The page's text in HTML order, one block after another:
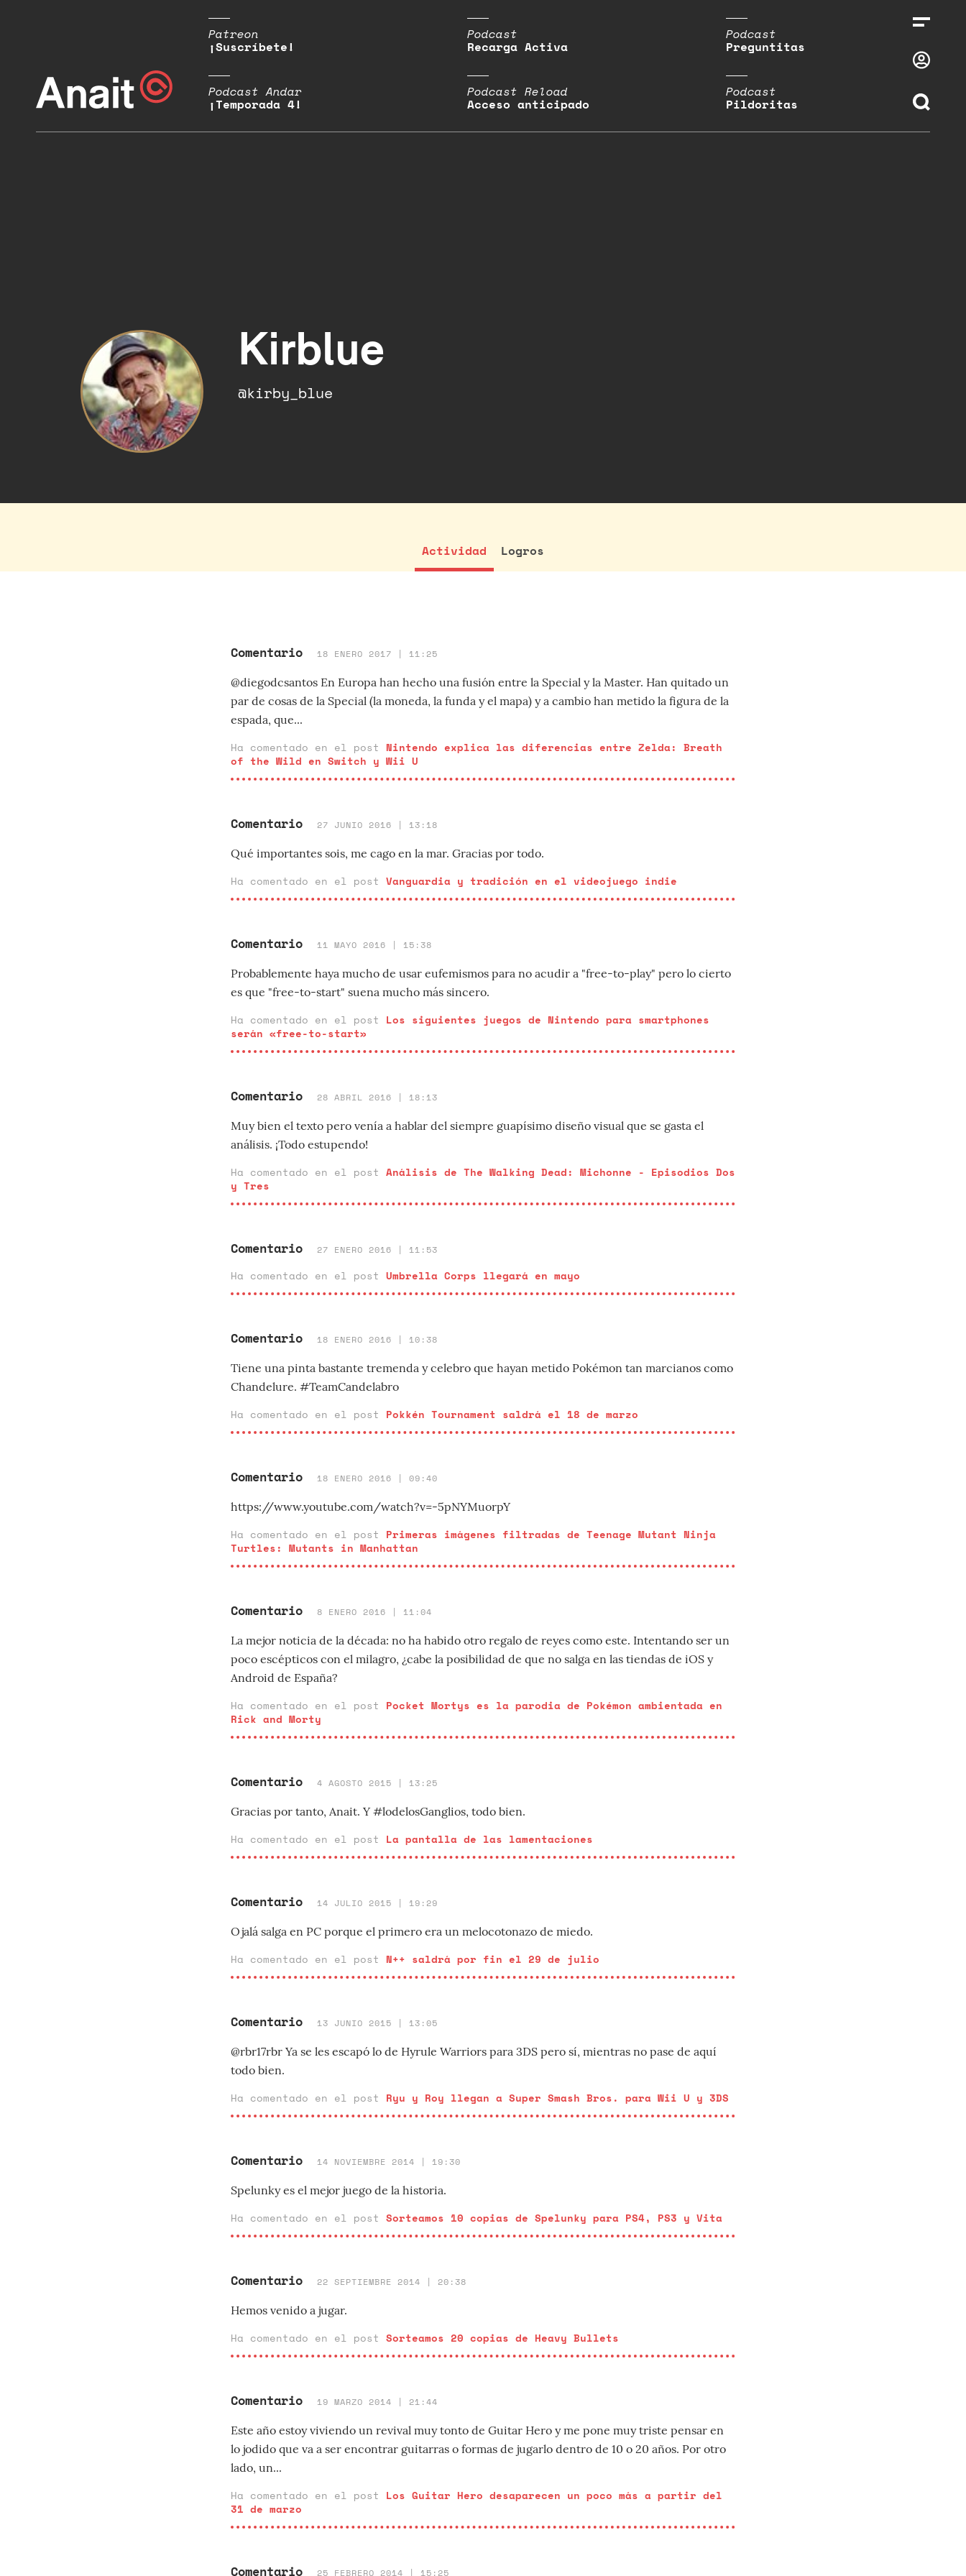
Patreon
¡Suscríbete!
Podcast
Recarga Activa
Podcast
Preguntitas
Podcast Andar
¡Temporada 4!
Podcast Reload
Acceso anticipado
Podcast
Pildoritas
Kirblue
@kirby_blue
Actividad Logros
Comentario 18 ENERO 2017 | 11:25
@diegodcsantos En Europa han hecho una fusión entre la Special y la Master. Han quitado un
par de cosas de la Special (la moneda, la funda y el mapa) y a cambio han metido la figura de la
espada, que...
Ha comentado en el post Nintendo explica las diferencias entre Zelda: Breath
of the Wild en Switch y Wii U
Comentario 27 JUNIO 2016 | 13:18
Qué importantes sois, me cago en la mar. Gracias por todo.
Ha comentado en el post Vanguardia y tradición en el videojuego indie
Comentario 11 MAYO 2016 | 15:38
Probablemente haya mucho de usar eufemismos para no acudir a "free-to-play" pero lo cierto
es que "free-to-start" suena mucho más sincero.
Ha comentado en el post Los siguientes juegos de Nintendo para smartphones
serán «free-to-start»
Comentario 28 ABRIL 2016 | 18:13
Muy bien el texto pero venía a hablar del siempre guapísimo diseño visual que se gasta el
análisis. ¡Todo estupendo!
Ha comentado en el post Análisis de The Walking Dead: Michonne - Episodios Dos
y Tres
Comentario 27 ENERO 2016 | 11:53
Ha comentado en el post Umbrella Corps llegará en mayo
Comentario 18 ENERO 2016 | 10:38
Tiene una pinta bastante tremenda y celebro que hayan metido Pokémon tan marcianos como
Chandelure. #TeamCandelabro
Ha comentado en el post Pokkén Tournament saldrá el 18 de marzo
Comentario 18 ENERO 2016 | 09:40
https://www.youtube.com/watch?v=-5pNYMuorpY
Ha comentado en el post Primeras imágenes filtradas de Teenage Mutant Ninja
Turtles: Mutants in Manhattan
Comentario 8 ENERO 2016 | 11:04
La mejor noticia de la década: no ha habido otro regalo de reyes como este. Intentando ser un
poco escépticos con el milagro, ¿cabe la posibilidad de que no salga en las tiendas de iOS y
Android de España?
Ha comentado en el post Pocket Mortys es la parodia de Pokémon ambientada en
Rick and Morty
Comentario 4 AGOSTO 2015 | 13:25
Gracias por tanto, Anait. Y #lodelosGanglios, todo bien.
Ha comentado en el post La pantalla de las lamentaciones
Comentario 14 JULIO 2015 | 19:29
Ojalá salga en PC porque el primero era un melocotonazo de miedo.
Ha comentado en el post N++ saldrá por fin el 29 de julio
Comentario 13 JUNIO 2015 | 13:05
@rbr17rbr Ya se les escapó lo de Hyrule Warriors para 3DS pero sí, mientras no pase de aquí
todo bien.
Ha comentado en el post Ryu y Roy llegan a Super Smash Bros. para Wii U y 3DS
Comentario 14 NOVIEMBRE 2014 | 19:30
Spelunky es el mejor juego de la historia.
Ha comentado en el post Sorteamos 10 copias de Spelunky para PS4, PS3 y Vita
Comentario 22 SEPTIEMBRE 2014 | 20:38
Hemos venido a jugar.
Ha comentado en el post Sorteamos 20 copias de Heavy Bullets
Comentario 19 MARZO 2014 | 21:44
Este año estoy viviendo un revival muy tonto de Guitar Hero y me pone muy triste pensar en
lo jodido que va a ser encontrar guitarras o formas de jugarlo dentro de 10 o 20 años. Por otro
lado, un...
Ha comentado en el post Los Guitar Hero desaparecen un poco más a partir del
31 de marzo
Comentario 25 FEBRERO 2014 | 15:25